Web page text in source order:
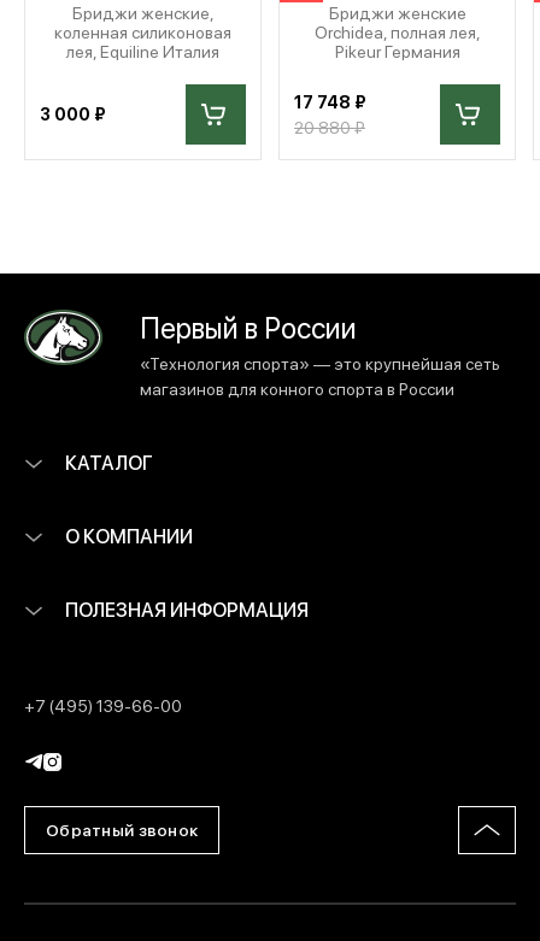
Бриджи женские,
коленная силиконовая
лея, Equiline Италия
3 000 ₽
Бриджи женские
Orchidea, полная лея,
Pikeur Германия
17 748 ₽
20 880 ₽
Первый в России
«Технология спорта» — это крупнейшая сеть
магазинов для конного спорта в России
КАТАЛОГ
О КОМПАНИИ
ПОЛЕЗНАЯ ИНФОРМАЦИЯ
+7 (495) 139-66-00
Обратный звонок